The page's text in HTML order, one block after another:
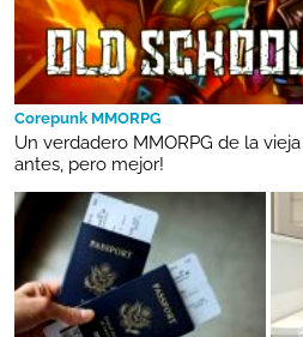
Corepunk MMORPG
Un verdadero MMORPG de la
antes, pero mejor!